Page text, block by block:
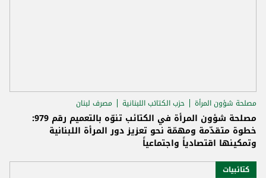
مصلحة شؤون المرأة حزب الكتائب اللبنانية مصرف لبنان
مصلحة شؤون المرأة في الكتائب تنوّه بالتعميم رقم 979:
خطوة متقدّمة ومهمّة نحو تعزيز دور المرأة اللبنانية
وتمكينها اقتصادياً واجتماعياً
كتائبيات